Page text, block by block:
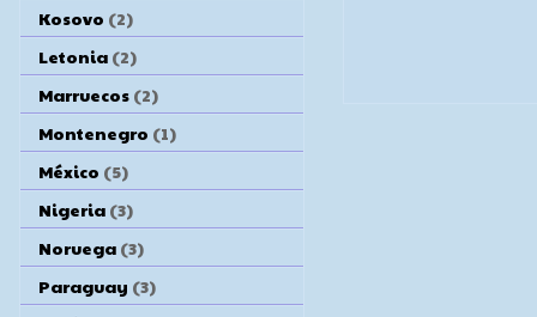
Kosovo (2)
Letonia (2)
Marruecos (2)
Montenegro (1)
México (5)
Nigeria (3)
Noruega (3)
Paraguay (3)